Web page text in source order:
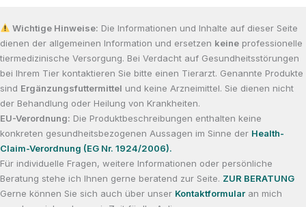
Wichtige Hinweise: Die Informationen und Inhalte auf dieser Seite
dienen der allgemeinen Information und ersetzen keine professionelle
tiermedizinische Versorgung. Bei Verdacht auf Gesundheitsstörungen
bei Ihrem Tier kontaktieren Sie bitte einen Tierarzt. Genannte Produkte
sind Ergänzungsfuttermittel und keine Arzneimittel. Sie dienen nicht
der Behandlung oder Heilung von Krankheiten.
EU-Verordnung: Die Produktbeschreibungen enthalten keine
konkreten gesundheitsbezogenen Aussagen im Sinne der Health-
Claim-Verordnung (EG Nr. 1924/2006).
Für individuelle Fragen, weitere Informationen oder persönliche
Beratung stehe ich Ihnen gerne beratend zur Seite. ZUR BERATUNG
Gerne können Sie sich auch über unser Kontaktformular an mich